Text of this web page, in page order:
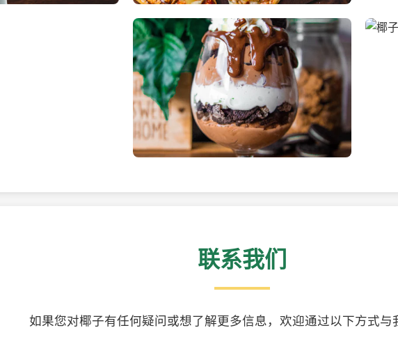
新鲜采摘的椰子 清凉
联系我们
如果您对椰子有任何疑问或想了解更多信息，欢迎通过以下方式与